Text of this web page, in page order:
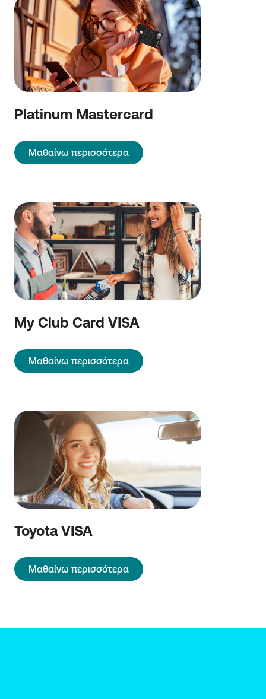
Platinum Mastercard
Μαθαίνω περισσότερα
My Club Card VISA
Μαθαίνω περισσότερα
Toyota VISA
Μαθαίνω περισσότερα